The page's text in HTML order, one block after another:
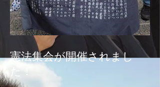
憲法集会が開催されまし
た！